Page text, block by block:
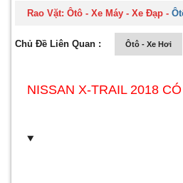
Rao Vặt:Ôtô - Xe Máy - Xe Đạp -
Chủ Đề Liên Quan : Ôtô - Xe Hơi
NISSAN X-TRAIL 2018